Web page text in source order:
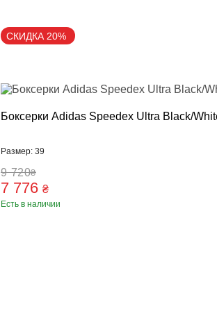
Боксерки Adidas Speedex Ultra Black/
Размер: 39
9 720₴
7 776 ₴
Есть в наличии
СКИДКА 20%